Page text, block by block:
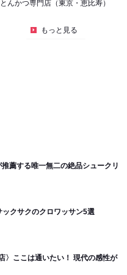
んかつ専門店（東京・恵比寿）
もっと見る
薦する唯一無二の絶品シュークリ
クサクのクロワッサン5選
〉ここは通いたい！ 現代の感性が